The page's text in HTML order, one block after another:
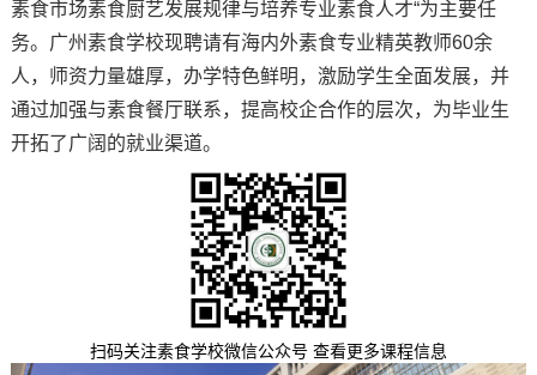
素食市场素食厨艺发展规律与培养专业素食人才“为主要任
务。广州素食学校现聘请有海内外素食专业精英教师60余
人，师资力量雄厚，办学特色鲜明，激励学生全面发展，并
通过加强与素食餐厅联系，提高校企合作的层次，为毕业生
开拓了广阔的就业渠道。
扫码关注素食学校微信公众号 查看更多课程信息